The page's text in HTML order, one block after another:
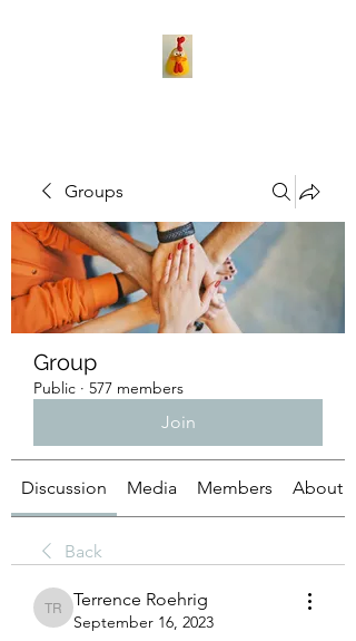
Groups
Group
Public · 577 members
Join
Discussion Media Members About
Back
Terrence Roehrig
Terrence Roehrig
September 16, 2023